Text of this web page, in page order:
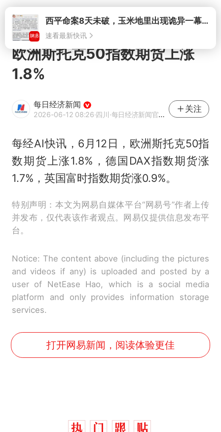
打开
欧洲斯托克50指数期货上涨
1.8%
每日经济新闻
2026-06-12 08:26·四川·每日经济新闻官方网易号
关注
每经AI快讯，6月12日，欧洲斯托克50指
数期货上涨1.8%，德国DAX指数期货涨
1.7%，英国富时指数期货涨0.9%。
特别声明：本文为网易自媒体平台“网易号”作者上传
并发布，仅代表该作者观点。网易仅提供信息发布平
台。
Notice: The content above (including the pictures
and videos if any) is uploaded and posted by a
user of NetEase Hao, which is a social media
platform and only provides information storage
services.
打开网易新闻，阅读体验更佳